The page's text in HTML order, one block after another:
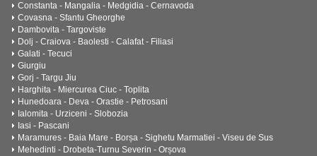
Constanta - Mangalia - Medgidia - Cernavoda
Covasna - Sfantu Gheorghe
Dambovita - Targoviste
Dolj - Craiova - Baolesti - Calafat - Filiasi
Galati - Tecuci
Giurgiu
Gorj - Targu Jiu
Harghita - Miercurea Ciuc - Toplita
Hunedoara - Deva - Orastie - Petrosani
Ialomita - Urziceni - Slobozia
Iasi - Pascani
Maramures - Baia Mare - Borșa - Sighetu Marmatiei - Viseu de Sus
Mehedinti - Drobeta-Turnu Severin - Orșova